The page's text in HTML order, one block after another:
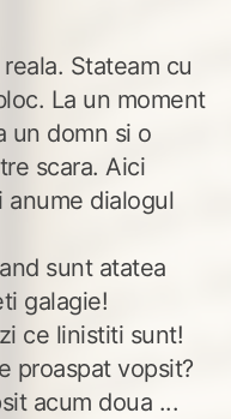
Stateam cu
La un moment
un domn si o
scara. Aici
anume dialogul
sunt atatea
galagie!
ce linistiti sunt!
proaspat vopsit?
acum doua ...